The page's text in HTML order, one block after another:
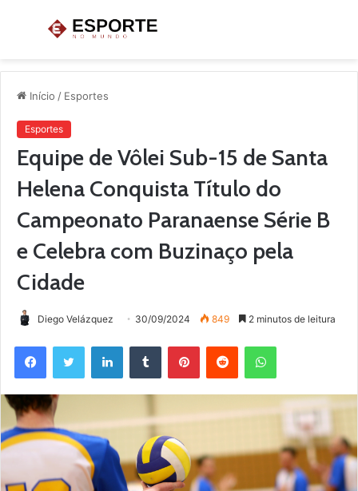
Menu
Início / Esportes
Esportes
Equipe de Vôlei Sub-15 de Santa
Helena Conquista Título do
Campeonato Paranaense Série B
e Celebra com Buzinaço pela
Cidade
Diego Velázquez 30/09/2024 849 2 minutos de leitura
FacebookTwitter LinkedinTumblr PinterestReddit WhatsApp